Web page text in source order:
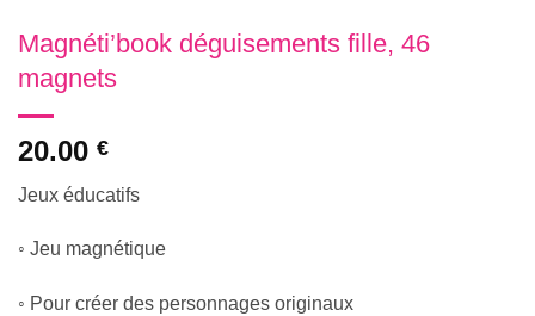
Magnéti’book déguisements fille, 46
magnets
20.00 €
Jeux éducatifs
◦ Jeu magnétique
◦ Pour créer des personnages originaux